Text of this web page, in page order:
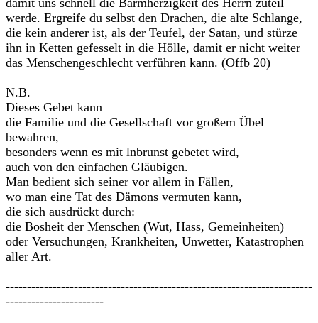
damit uns schnell die Barmherzigkeit des Herrn zuteil
werde. Ergreife du selbst den Drachen, die alte Schlange,
die kein anderer ist, als der Teufel, der Satan, und stürze
ihn in Ketten gefesselt in die Hölle, damit er nicht weiter
das Menschengeschlecht verführen kann. (Offb 20)
N.B.
Dieses Gebet kann
die Familie und die Gesellschaft vor großem Übel
bewahren,
besonders wenn es mit lnbrunst gebetet wird,
auch von den einfachen Gläubigen.
Man bedient sich seiner vor allem in Fällen,
wo man eine Tat des Dämons vermuten kann,
die sich ausdrückt durch:
die Bosheit der Menschen (Wut, Hass, Gemeinheiten)
oder Versuchungen, Krankheiten, Unwetter, Katastrophen
aller Art.
------------------------------------------------------------------------
-----------------------